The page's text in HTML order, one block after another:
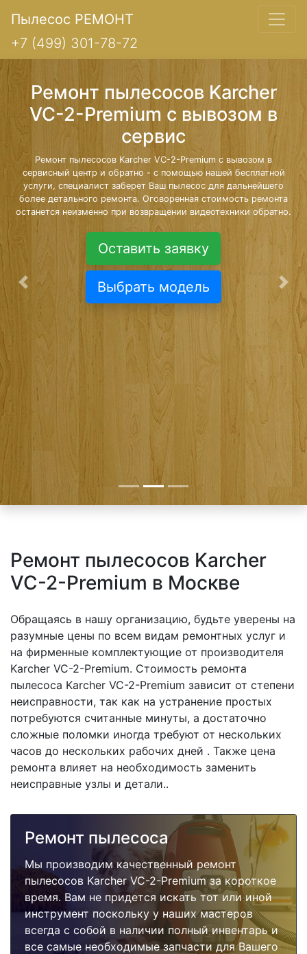
Пылесос РЕМОНТ
+7 (499) 301-78-72
Ремонт пылесосов Karcher
VC-2-Premium с вывозом в
сервис
Ремонт пылесосов Karcher VC-2-Premium с вывозом в
сервисный центр и обратно - с помощью нашей бесплатной
услуги, специалист заберет Ваш пылесос для дальнейшего
более детального ремонта. Оговоренная стоимость ремонта
останется неизменно при возвращении видеотехники обратно.
Оставить заявку
Выбрать модель
Предыдущая
Ремонт пылесосов Karcher
VC-2-Premium в Москве
Обращаясь в нашу организацию, будьте уверены на
разумные цены по всем видам ремонтных услуг и
на фирменные комплектующие от производителя
Karcher VC-2-Premium. Стоимость ремонта
пылесоса Karcher VC-2-Premium зависит от степени
неисправности, так как на устранение простых
потребуются считанные минуты, а достаточно
сложные поломки иногда требуют от нескольких
часов до нескольких рабочих дней . Также цена
ремонта влияет на необходимость заменить
неисправные узлы и детали..
Ремонт пылесоса
Мы производим качественный ремонт
пылесосов Karcher VC-2-Premium за короткое
время. Вам не придется искать тот или иной
инструмент поскольку у наших мастеров
всегда с собой в наличии полный инвентарь и
все самые необходимые запчасти для Вашего